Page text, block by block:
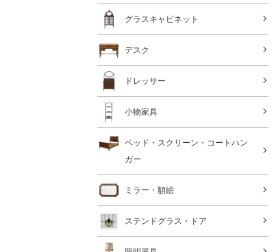
グラスキャビネット
デスク
ドレッサー
小物家具
ベッド・スクリーン・コートハン
ガー
ミラー・額絵
ステンドグラス・ドア